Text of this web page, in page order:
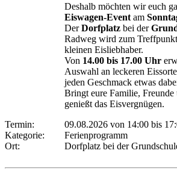
Deshalb möchten wir euch
Eiswagen-Event am
DerDorfplatz bei der
Radweg wird zum
kleinen Eisliebhaber.
Von 14.00 bis 17.00 Uhr
Auswahl an leckeren
jeden Geschmack etwas
Bringt eure Familie,
genießt das Eisvergnügen.
Termin:
09.08.2026 von 14:00 bis
Kategorie:
Ferienprogramm
Ort:
Dorfplatz bei der